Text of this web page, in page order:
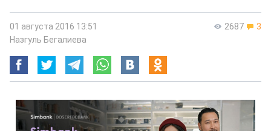
2687 3
01 августа 2016 13:51
Назгуль Бегалиева